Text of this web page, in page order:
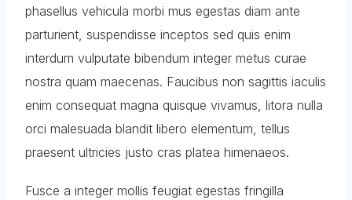
phasellus vehicula morbi mus egestas diam ante
parturient, suspendisse inceptos sed quis enim
interdum vulputate bibendum integer metus curae
nostra quam maecenas. Faucibus non sagittis iaculis
enim consequat magna quisque vivamus, litora nulla
orci malesuada blandit libero elementum, tellus
praesent ultricies justo cras platea himenaeos.
Fusce a integer mollis feugiat egestas fringilla